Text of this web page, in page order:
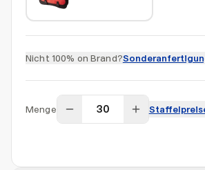
Nicht 100% on Brand?
Menge